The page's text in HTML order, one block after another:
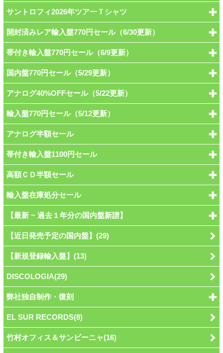
サントロフィ2026年ツアーＴシャツ
開封済みレア輸入盤770円セール（6/30更新）
帯付き輸入盤770円セール（6/9更新）
国内盤770円セール（5/29更新）
アナログ40%OFFセール（5/22更新）
輸入盤770円セール（5/12更新）
アナログ半額セール
帯付き輸入盤1100円セール
高額ＣＤ半額セール
輸入盤在庫処分セール
【最新 ~ 過去１年分の国内盤新譜】
【近日発売予定の国内盤】(29)
【新規登録輸入盤】(13)
DISCOLOGIA(29)
弊社独自制作・復刻
EL SUR RECORDS(8)
竹村オフィス＆サンビーニャ(16)